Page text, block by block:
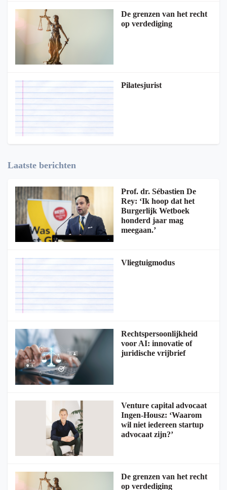
De grenzen van het recht
op verdediging
Pilatesjurist
Laatste berichten
Prof. dr. Sébastien De
Rey: ‘Ik hoop dat het
Burgerlijk Wetboek
honderd jaar mag
meegaan.’
Vliegtuigmodus
Rechtspersoonlijkheid
voor AI: innovatie of
juridische vrijbrief
Venture capital advocaat
Ingen-Housz: ‘Waarom
wil niet iedereen startup
advocaat zijn?’
De grenzen van het recht
op verdediging